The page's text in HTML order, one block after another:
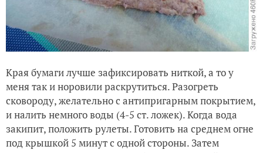
Края бумаги лучше зафиксировать ниткой, а то у
меня так и норовили раскрутиться. Разогреть
сковороду, желательно с антипригарным покрытием,
и налить немного воды (4-5 ст. ложек). Когда вода
закипит, положить рулеты. Готовить на среднем огне
под крышкой 5 минут с одной стороны. Затем